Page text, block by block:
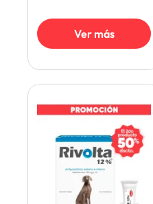
Ver más